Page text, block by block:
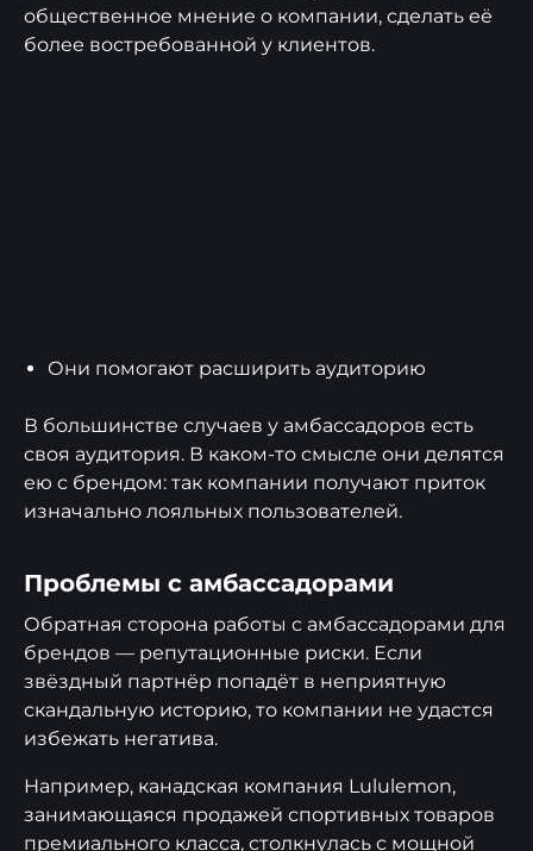
общественное мнение о компании, сделать её
более востребованной у клиентов.
Они помогают расширить аудиторию
В большинстве случаев у амбассадоров есть
своя аудитория. В каком-то смысле они делятся
ею с брендом: так компании получают приток
изначально лояльных пользователей.
Проблемы с амбассадорами
Обратная сторона работы с амбассадорами для
брендов — репутационные риски. Если
звёздный партнёр попадёт в неприятную
скандальную историю, то компании не удастся
избежать негатива.
Например, канадская компания Lululemon,
занимающаяся продажей спортивных товаров
премиального класса, столкнулась с мощной